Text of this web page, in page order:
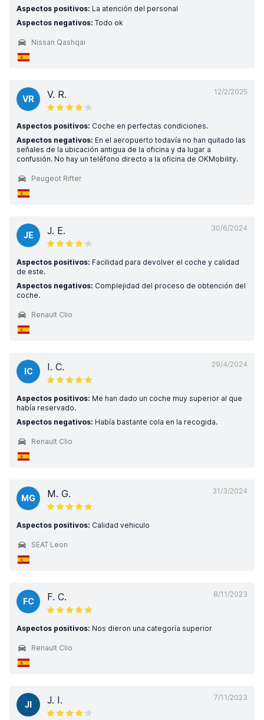
Aspectos positivos: La atención del personal
Aspectos negativos: Todo ok
Nissan Qashqai
12/2/2025
VR V. R.
Aspectos positivos: Coche en perfectas condiciones.
Aspectos negativos: En el aeropuerto todavía no han quitado las
señales de la ubicación antigua de la oficina y da lugar a
confusión. No hay un teléfono directo a la oficina de OKMobility.
Peugeot Rifter
30/6/2024
JE J. E.
Aspectos positivos: Facilidad para devolver el coche y calidad
de este.
Aspectos negativos: Complejidad del proceso de obtención del
coche.
Renault Clio
29/4/2024
IC I. C.
Aspectos positivos: Me han dado un coche muy superior al que
había reservado.
Aspectos negativos: Había bastante cola en la recogida.
Renault Clio
31/3/2024
MG M. G.
Aspectos positivos: Calidad vehiculo
SEAT Leon
8/11/2023
FC F. C.
Aspectos positivos: Nos dieron una categoría superior
Renault Clio
7/11/2023
JI J. I.